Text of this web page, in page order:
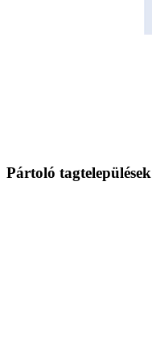
Pártoló tagtelepülések